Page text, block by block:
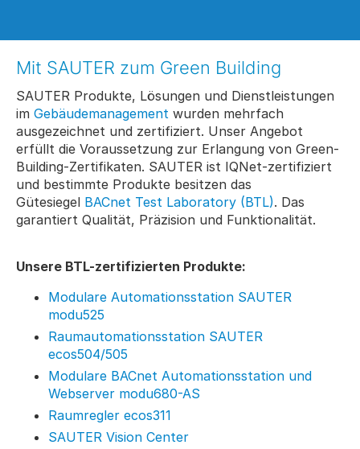
Mit SAUTER zum Green Building
SAUTER Produkte, Lösungen und Dienstleistungen
im Gebäudemanagement wurden mehrfach
ausgezeichnet und zertifiziert. Unser Angebot
erfüllt die Voraussetzung zur Erlangung von Green-
Building-Zertifikaten. SAUTER ist IQNet-zertifiziert
und bestimmte Produkte besitzen das
Gütesiegel BACnet Test Laboratory (BTL). Das
garantiert Qualität, Präzision und Funktionalität.
Unsere BTL-zertifizierten Produkte:
Modulare Automationsstation SAUTER
modu525
Raumautomationsstation SAUTER
ecos504/505
Modulare BACnet Automationsstation und
Webserver modu680-AS
Raumregler ecos311
SAUTER Vision Center